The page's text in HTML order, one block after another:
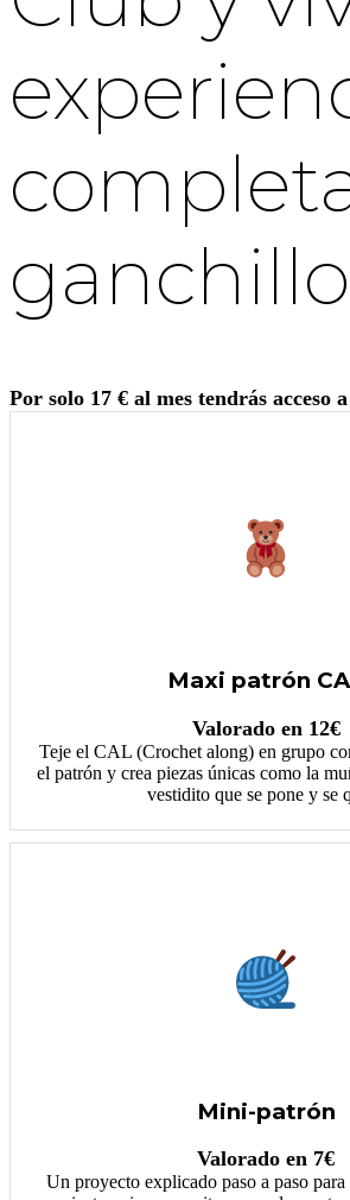
Por solo 17 € al mes tendrás acceso
Maxi patrón
Valorado en 12€
Teje el CAL (Crochet along) en grupo
el patrón y crea piezas únicas como la
vestidito que se pone y se
Mini-patrón
Valorado en 7€
Un proyecto explicado paso a paso para